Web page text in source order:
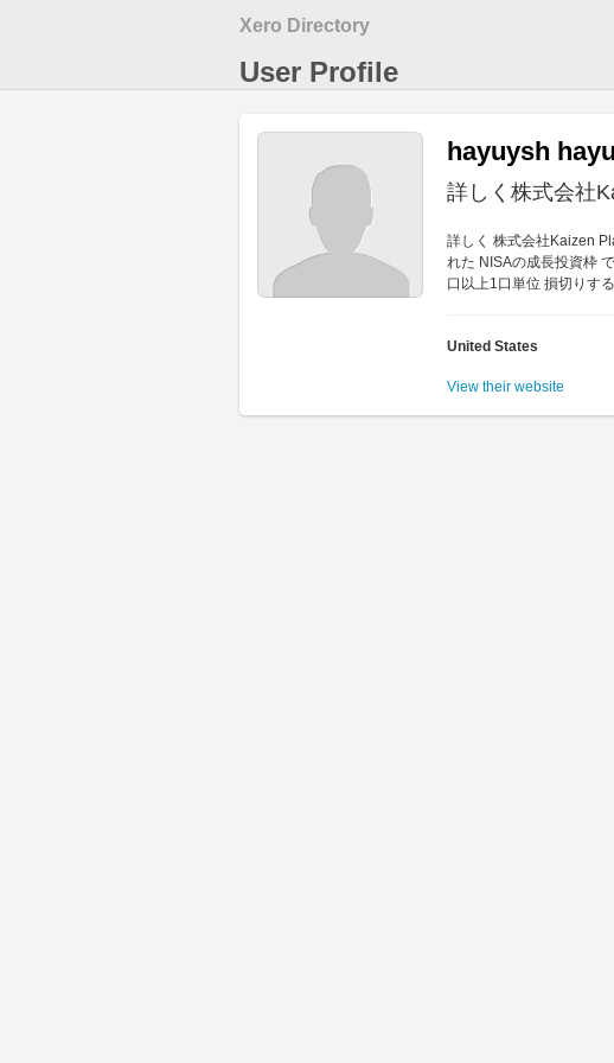
Xero Directory
User Profile
hayuysh
詳しく株式会社
詳しく 株式会社Kaizen
れた NISAの成長投資枠
口以上1口単位 損切りす
United States
View their website